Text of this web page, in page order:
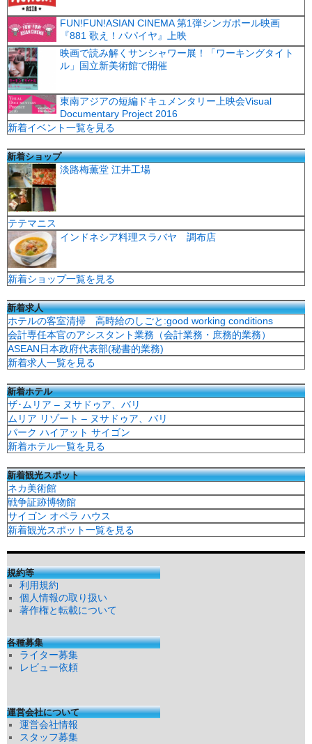
FUN!FUN!ASIAN CINEMA 第1弾シンガポール映画
『881 歌え！パパイヤ』上映
映画で読み解くサンシャワー展！「ワーキングタイト
ル」国立新美術館で開催
東南アジアの短編ドキュメンタリー上映会Visual
Documentary Project 2016
新着イベント一覧を見る
新着ショップ
淡路梅薫堂 江井工場
テテマニス
インドネシア料理スラバヤ 調布店
新着ショップ一覧を見る
新着求人
ホテルの客室清掃 高時給のしごと:good working conditions
会計専任本官のアシスタント業務（会計業務・庶務的業務）
ASEAN日本政府代表部(秘書的業務)
新着求人一覧を見る
新着ホテル
ザ･ムリア – ヌサドゥア、バリ
ムリア リゾート – ヌサドゥア、バリ
パーク ハイアット サイゴン
新着ホテル一覧を見る
新着観光スポット
ネカ美術館
戦争証跡博物館
サイゴン オペラ ハウス
新着観光スポット一覧を見る
規約等
利用規約
個人情報の取り扱い
著作権と転載について
各種募集
ライター募集
レビュー依頼
運営会社について
運営会社情報
スタッフ募集